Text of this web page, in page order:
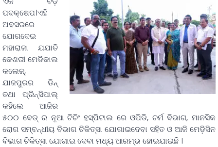
ପଦକ୍ଷେପ।ଏହି
ଅବସରରେ
ଯୋଗଦେଇ
ମହାରାଜା ଯଯାତି
କେଶରୀ ମେଡିକାଲ
କଲେଜ୍,
ଯାଜପୁରର ଡିନ୍
ତଥା ପ୍ରିନ୍ସିପାଲ୍
କହିଲେ ଆଜିର
୫୦୦ ବେଡ୍ ର ନୂଆ ଟିଚିଂ ହସ୍ପିଟାଲ ରେ ଓପିଡି, ଚର୍ମ ବିଭାଗ, ମାନସିକ
ରୋଗ ସମ୍ବନ୍ଧୀୟ ବିଭାଗ ଚିକିତ୍ସା ଯୋଗାଇଦେବା ସହିତ ଓ ଆଜି ମେଡ଼ିସିନ
ବିଭାଗ ଚିକିତ୍ସା ଯୋଗାଇ ଦେବା ମଧ୍ୟ ଆରମ୍ଭ ହୋଇଯାଇଛି ।